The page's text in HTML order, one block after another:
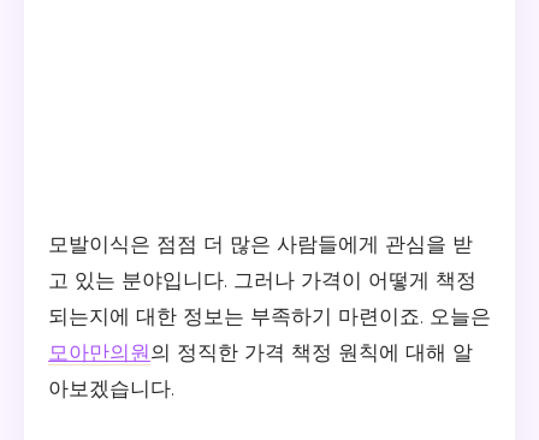
모발이식은 점점 더 많은 사람들에게 관심을 받
고 있는 분야입니다. 그러나 가격이 어떻게 책정
되는지에 대한 정보는 부족하기 마련이죠. 오늘은
모아만의원의 정직한 가격 책정 원칙에 대해 알
아보겠습니다.